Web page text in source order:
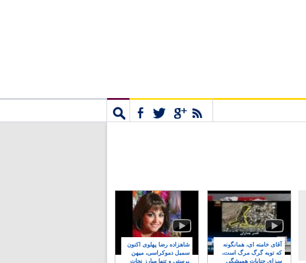
شاهزاده رضا پهلوی اکنون
سمبل دموکراسی، میهن
پرستی و تنها مبارز نجات
آقای خامنه ای، همانگونه
که توبه گرگ مرگ است،
سزای جنایات همیشگی